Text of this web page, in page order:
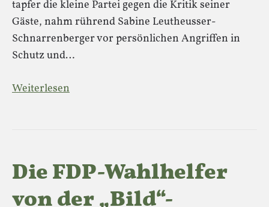
tapfer die kleine Partei gegen die Kritik seiner
Gäste, nahm rührend Sabine Leutheusser-
Schnarrenberger vor persönlichen Angriffen in
Schutz und…
Weiterlesen
Die FDP-Wahlhelfer
von der „Bild“-